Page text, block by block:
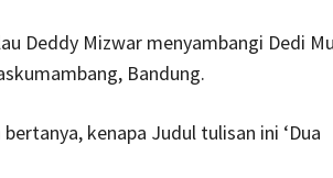
Deddy Mizwar menyambangi Dedi
Bandung.
kenapa Judul tulisan ini ‘Dua